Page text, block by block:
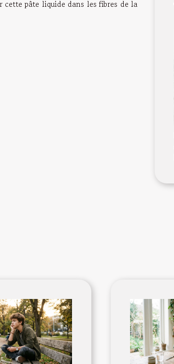
cette pâte liquide dans les fibres de la